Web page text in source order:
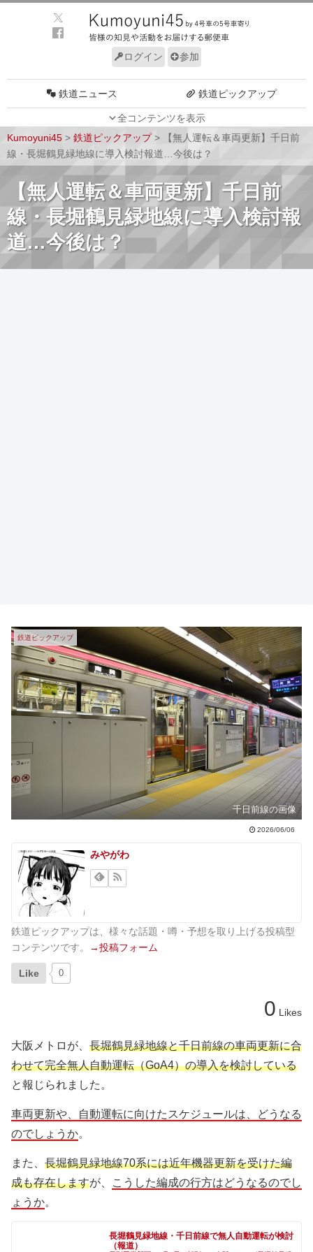
ログイン 参加
全コンテンツを表示
鉄道ニュース 鉄道ピックアップ
車両技術
ルール サイトについて
Kumoyuni45 > 鉄道ピックアップ>
【無人運転＆車両更新】千日前
線・長堀鶴見緑地線に導入検討報道…今後は？
【無人運転＆車両更新】千日前
線・長堀鶴見緑地線に導入検討報
道…今後は？
鉄道ピックアップ
千日前線の画像
2026/06/06
みやがわ
鉄道ピックアップは、様々な話題・噂・予想を取り上げる投稿型
コンテンツです。
→投稿フォーム
Like 0
0 Likes
大阪メトロが、 長堀鶴見緑地線と千日前線の車両更新に合
わせて完全無人自動運転（GoA4）の導入を検討している
と報じられました。
車両更新や、自動運転に向けたスケジュールは、どうなる
のでしょうか。
また、 長堀鶴見緑地線70系には近年機器更新を受けた編
成も存在しますが、
こうした編成の行方はどうなるのでし
ょうか。
長堀鶴見緑地線・千日前線で無人自動運転が検討
（報道）